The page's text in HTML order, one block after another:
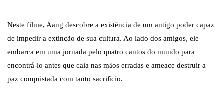
Neste filme, Aang descobre a existência de um antigo poder capaz
de impedir a extinção de sua cultura. Ao lado dos amigos, ele
embarca em uma jornada pelo quatro cantos do mundo para
encontrá-lo antes que caia nas mãos erradas e ameace destruir a
paz conquistada com tanto sacrifício.